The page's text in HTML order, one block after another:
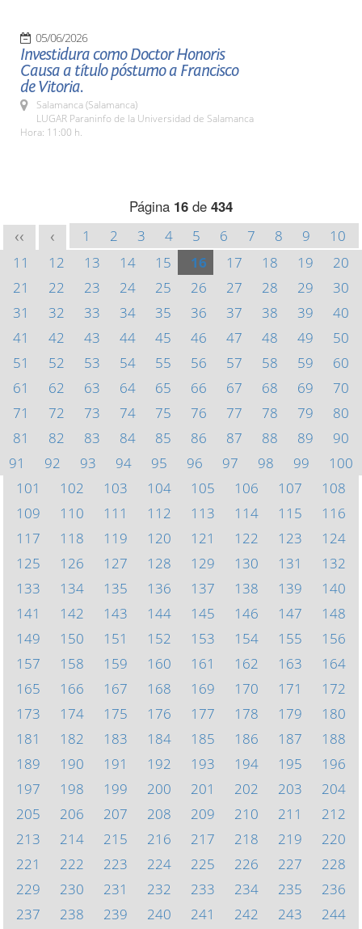
05/06/2026
Investidura como Doctor Honoris
Causa a título póstumo a Francisco
de Vitoria.
Salamanca (Salamanca)
LUGAR Paraninfo de la Universidad de Salamanca
Hora: 11:00 h.
Página 16 de 434
<< < 1 2 3 4 5 6 7 8 9
10
11
12 13 14 15 16 17 18 19
20
21
22 23 24 25 26 27 28 29
30
31
32 33 34 35 36 37 38 39
40
41
42 43 44 45 46 47 48 49
50
51
52 53 54 55 56 57 58 59
60
61
62 63 64 65 66 67 68 69
70
71
72 73 74 75 76 77 78 79
80
81
82 83 84 85 86 87 88 89
90
91
92 93 94 95 96 97 98 99
100
101
102 103 104 105 106 107
108
109
110 111 112 113 114 115
116
117
118 119 120 121 122 123
124
125
126 127 128 129 130 131
132
133
134 135 136 137 138 139
140
141
142 143 144 145 146 147
148
149
150 151 152 153 154 155
156
157
158 159 160 161 162 163
164
165
166 167 168 169 170 171
172
173
174 175 176 177 178 179
180
181
182 183 184 185 186 187
188
189
190 191 192 193 194 195
196
197
198 199 200 201 202 203
204
205
206 207 208 209 210 211
212
213
214 215 216 217 218 219
220
221
222 223 224 225 226 227
228
229
230 231 232 233 234 235
236
237
238 239 240 241 242 243
244